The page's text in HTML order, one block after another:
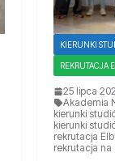
KIERUNKI
REKRUTACJA
25 lipca
Akademia
kierunki
kierunki
rekrutacja
rekrutacja na